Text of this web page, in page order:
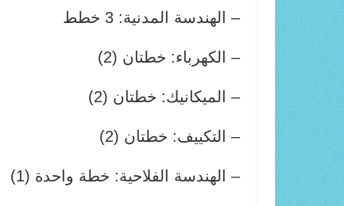
– الهندسة المدنية: 3 خطط
– الكهرباء: خطتان (2)
– الميكانيك: خطتان (2)
– التكييف: خطتان (2)
– الهندسة الفلاحية: خطة واحدة (1)